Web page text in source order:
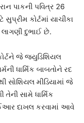
પાકની પવિત્ર 26
કોર્ટમાં યાચીકા
દુભાઈ છે.
જે જ્યુડિશિયલ
ધાર્મિક બાબતોને રદ
સોશિયલ મીડિયામાં જે
સામે ધાર્મિક
દાખલ કરવામાં આવે